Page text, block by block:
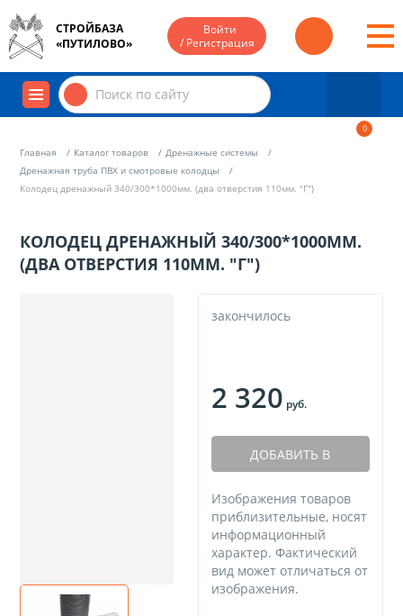
СТРОЙБАЗА
«ПУТИЛОВО»
Войти
/ Регистрация
0
Главная Каталог товаров
Дренажные системы
Дренажная труба ПВХ и смотровые колодцы
Колодец дренажный 340/300*1000мм. (два отверстия 110мм. "Г")
КОЛОДЕЦ ДРЕНАЖНЫЙ 340/300*1000ММ.
(ДВА ОТВЕРСТИЯ 110ММ. "Г")
закончилось
2 320 руб.
ДОБАВИТЬ В
Изображения товаров
приблизительные, носят
информационный
характер. Фактический
вид может отличаться от
изображения.